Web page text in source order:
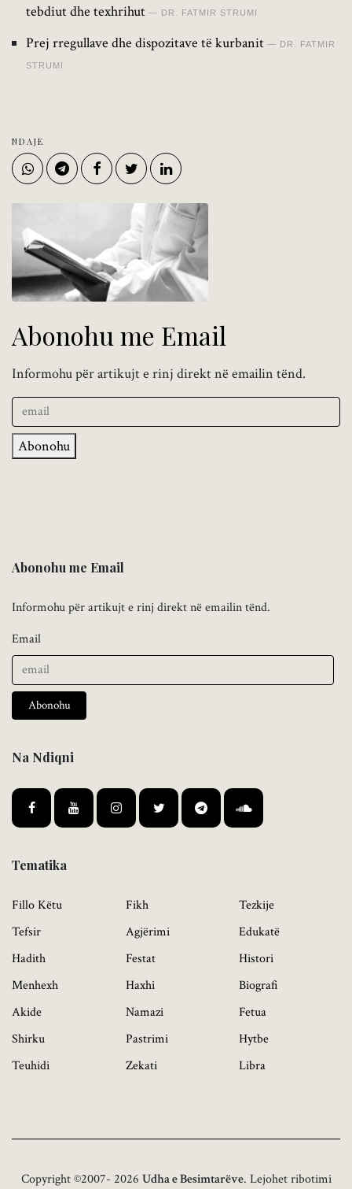
tebdiut dhe texhrihut
DR. FATMIR STRUMI
Prej rregullave dhe dispozitave të kurbanit DR. FATMIR
STRUMI
NDAJE
Abonohu me Email
Informohu për artikujt e rinj direkt në emailin tënd.
Abonohu
Abonohu me Email
Informohu për artikujt e rinj direkt në emailin tënd.
Email
Abonohu
Na Ndiqni
Tematika
Fillo Këtu
Tefsir
Hadith
Menhexh
Akide
Shirku
Teuhidi
Fikh
Agjërimi
Festat
Haxhi
Namazi
Pastrimi
Zekati
Tezkije
Edukatë
Histori
Biografi
Fetua
Hytbe
Libra
Copyright ©2007- 2026 Udha e Besimtarëve. Lejohet ribotimi